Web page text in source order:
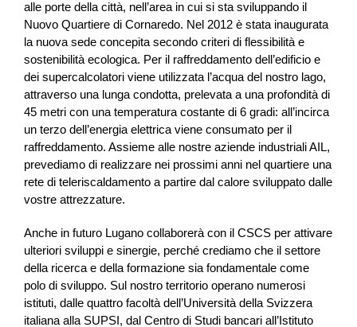
alle porte della città, nell’area in cui si sta sviluppando il
Nuovo Quartiere di Cornaredo. Nel 2012 è stata inaugurata
la nuova sede concepita secondo criteri di flessibilità e
sostenibilità ecologica. Per il raffreddamento dell’edificio e
dei supercalcolatori viene utilizzata l’acqua del nostro lago,
attraverso una lunga condotta, prelevata a una profondità di
45 metri con una temperatura costante di 6 gradi: all’incirca
un terzo dell’energia elettrica viene consumato per il
raffreddamento. Assieme alle nostre aziende industriali AIL,
prevediamo di realizzare nei prossimi anni nel quartiere una
rete di teleriscaldamento a partire dal calore sviluppato dalle
vostre attrezzature.
Anche in futuro Lugano collaborerà con il CSCS per attivare
ulteriori sviluppi e sinergie, perché crediamo che il settore
della ricerca e della formazione sia fondamentale come
polo di sviluppo. Sul nostro territorio operano numerosi
istituti, dalle quattro facoltà dell’Università della Svizzera
italiana alla SUPSI, dal Centro di Studi bancari all’Istituto